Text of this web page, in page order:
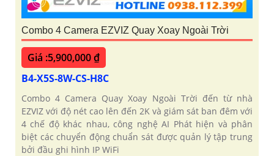
Combo 4 Camera EZVIZ Quay Xoay Ngoài Trời
Giá :5,900,000 ₫
B4-X5S-8W-CS-H8C
Combo 4 Camera Quay Xoay Ngoài Trời đến từ nhà
EZVIZ với độ nét cao lên đến 2K và giám sát ban đêm với
4 chế độ khác nhau, công nghệ AI Phát hiện và phân
biệt các chuyển động chuẩn sát được quản lý tập trung
bởi đầu ghi hình IP WiFi